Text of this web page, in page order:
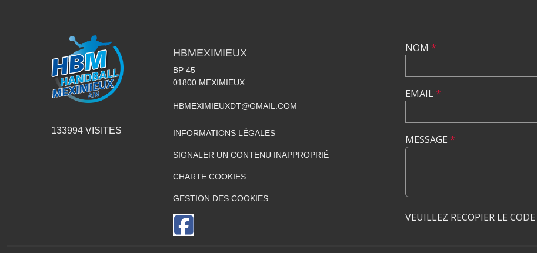
133994 VISITES
HBMEXIMIEUX
BP 45
01800 MEXIMIEUX
HBMEXIMIEUXDT@GMAIL.COM
INFORMATIONS LÉGALES
SIGNALER UN CONTENU INAPPROPRIÉ
CHARTE COOKIES
GESTION DES COOKIES
NOM *
EMAIL*
MESSAGE *
VEUILLEZ RECOPIER LE CODE